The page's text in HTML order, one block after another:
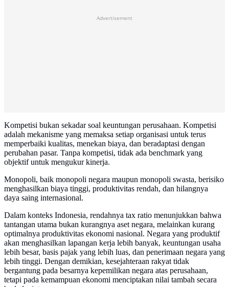
Advertisement
Kompetisi bukan sekadar soal keuntungan perusahaan. Kompetisi
adalah mekanisme yang memaksa setiap organisasi untuk terus
memperbaiki kualitas, menekan biaya, dan beradaptasi dengan
perubahan pasar. Tanpa kompetisi, tidak ada benchmark yang
objektif untuk mengukur kinerja.
Monopoli, baik monopoli negara maupun monopoli swasta, berisiko
menghasilkan biaya tinggi, produktivitas rendah, dan hilangnya
daya saing internasional.
Dalam konteks Indonesia, rendahnya tax ratio menunjukkan bahwa
tantangan utama bukan kurangnya aset negara, melainkan kurang
optimalnya produktivitas ekonomi nasional. Negara yang produktif
akan menghasilkan lapangan kerja lebih banyak, keuntungan usaha
lebih besar, basis pajak yang lebih luas, dan penerimaan negara yang
lebih tinggi. Dengan demikian, kesejahteraan rakyat tidak
bergantung pada besarnya kepemilikan negara atas perusahaan,
tetapi pada kemampuan ekonomi menciptakan nilai tambah secara